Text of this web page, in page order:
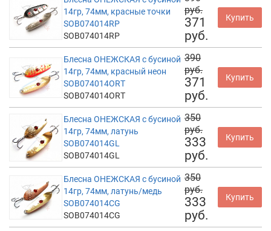
14гр, 74мм, красные точки
SOB074014RP
SOB074014RP
руб.
371
руб.
Купить
Блесна ОНЕЖСКАЯ с бусиной
14гр, 74мм, красный неон
SOB074014ORT
SOB074014ORT
390
руб.
371
руб.
Купить
Блесна ОНЕЖСКАЯ с бусиной
14гр, 74мм, латунь
SOB074014GL
SOB074014GL
350
руб.
333
руб.
Купить
Блесна ОНЕЖСКАЯ с бусиной
14гр, 74мм, латунь/медь
SOB074014CG
SOB074014CG
350
руб.
333
руб.
Купить